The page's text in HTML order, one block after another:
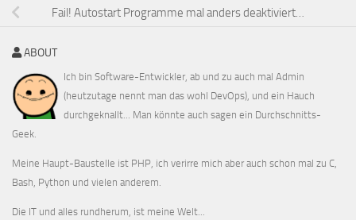
Fail! Autostart Programme mal anders deaktiviert…
ABOUT
Ich bin Software-Entwickler, ab und zu auch mal Admin
(heutzutage nennt man das wohl DevOps), und ein Hauch
durchgeknallt... Man könnte auch sagen ein Durchschnitts-
Geek.
Meine Haupt-Baustelle ist PHP, ich verirre mich aber auch schon mal zu C,
Bash, Python und vielen anderem.
Die IT und alles rundherum, ist meine Welt...